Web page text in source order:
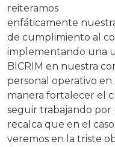
reiteramos
enfáticamente
de cumplimiento al
implementando una
BICRIM en nuestra
personal operativo
manera fortalecer el
seguir trabajando por
recalca que en el
veremos en la triste